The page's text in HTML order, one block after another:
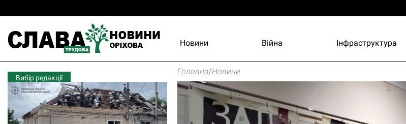
Новини Війна Інфраструктура
Вибір редакції
Головна/Новини